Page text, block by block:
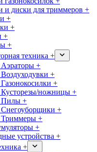
и диски для триммеров +
+
+
+
+
техника +
+
+
+
ножницы +
Пилы +
+
+
+
устройства +
+